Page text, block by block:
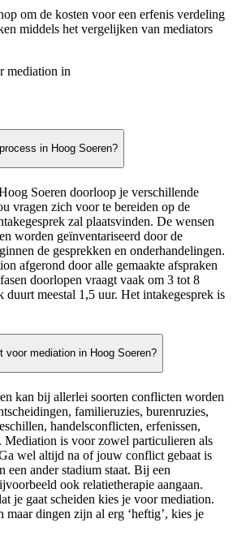
om de kosten voor een erfenis verdeling
middels het vergelijken van mediators
mediation in
in Hoog Soeren?
Soeren doorloop je verschillende
vragen zich voor te bereiden op de
zal plaatsvinden. De wensen
worden geïnventariseerd door de
de gesprekken en onderhandelingen.
afgerond door alle gemaakte afspraken
doorlopen vraagt vaak om 3 tot 8
duurt meestal 1,5 uur. Het intakegesprek is
voor mediation in Hoog Soeren?
kan bij allerlei soorten conflicten worden
familieruzies, burenruzies,
handelsconflicten, erfenissen,
Mediation is voor zowel particulieren als
wel altijd na of jouw conflict gebaat is
een ander stadium staat. Bij een
ook relatietherapie aangaan.
je gaat scheiden kies je voor mediation.
maar dingen zijn al erg ‘heftig’, kies je